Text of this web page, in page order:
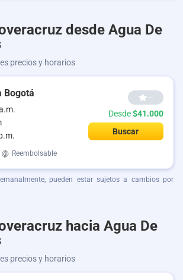
desde Agua De
precios y horarios
Bogotá --
Desde$41.000
Buscar
Reembolsable
pueden estar sujetos a cambios por
hacia Agua De
precios y horarios